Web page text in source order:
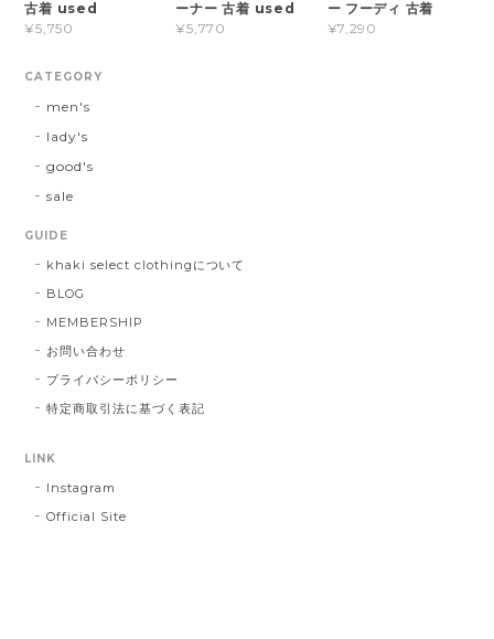
古着 used
¥5,750
ーナー 古着 used
¥5,770
ー フーディ 古着
¥7,290
CATEGORY
men's
lady's
good's
sale
GUIDE
khaki select clothingについて
BLOG
MEMBERSHIP
お問い合わせ
プライバシーポリシー
特定商取引法に基づく表記
LINK
Instagram
Official Site